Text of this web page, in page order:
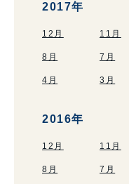
2017年
12月 11月
8月 7月
4月 3月
2016年
12月 11月
8月 7月